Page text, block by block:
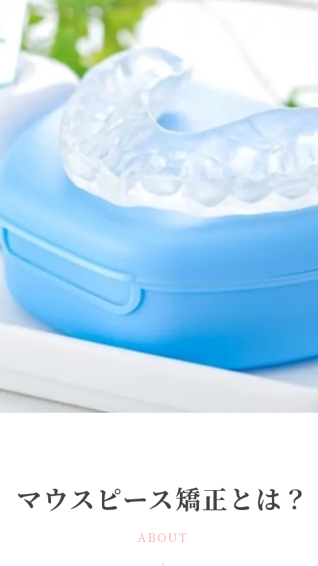
マウスピース矯正とは？
ABOUT